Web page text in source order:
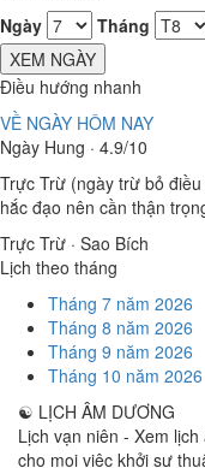
Ngày
Tháng
XEM NGÀY
Điều hướng nhanh
VỀ NGÀY HÔM NAY
Ngày Hung · 4.9/10
Trực Trừ (ngày trừ bỏ
hắc đạo nên cần thận
Trực Trừ · Sao Bích
Lịch theo tháng
Tháng 7 năm 2026
Tháng 8 năm 2026
Tháng 9 năm 2026
Tháng 10 năm 2026
☯ LỊCH ÂM DƯƠNG
Lịch vạn niên - Xem
cho mọi việc khởi sự